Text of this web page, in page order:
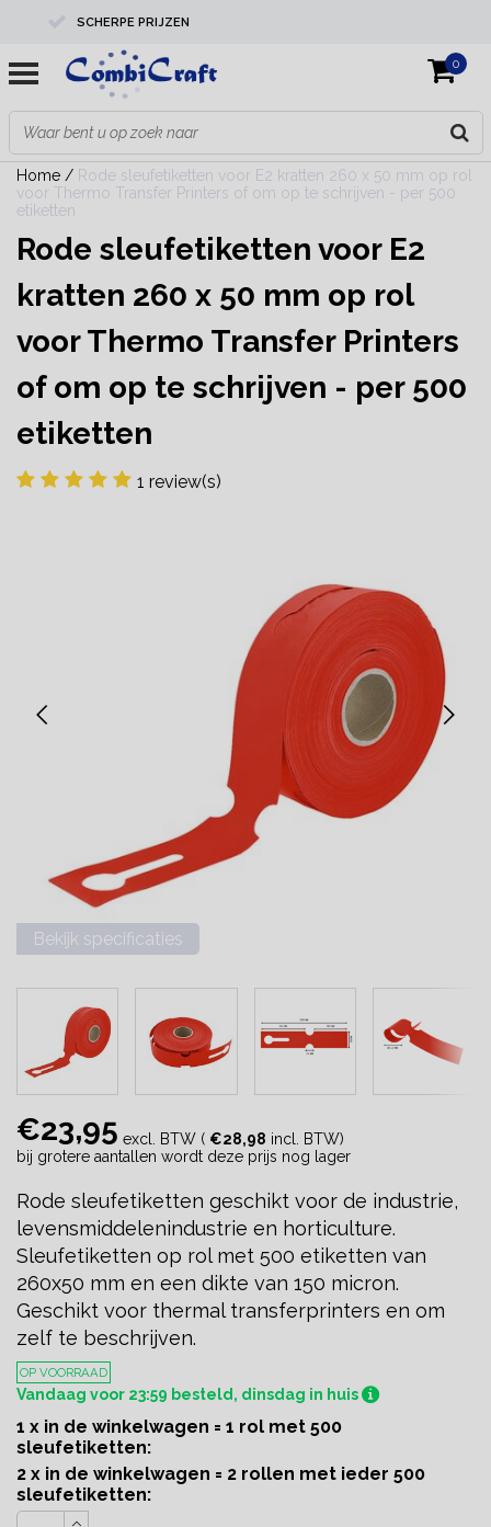
SCHERPE PRIJZEN
PROFESSIONELE KWALITEIT
EXPERTS IN MAATWERK
0
Home / Rode sleufetiketten voor E2 kratten 260 x 50 mm op rol
voor Thermo Transfer Printers of om op te schrijven - per 500
etiketten
Rode sleufetiketten voor E2
kratten 260 x 50 mm op rol
voor Thermo Transfer Printers
of om op te schrijven - per 500
etiketten
1 review(s)
Bekijk specificaties
€23,95 excl. BTW ( €28,98 incl. BTW)
bij grotere aantallen wordt deze prijs nog lager
Rode sleufetiketten geschikt voor de industrie,
levensmiddelenindustrie en horticulture.
Sleufetiketten op rol met 500 etiketten van
260x50 mm en een dikte van 150 micron.
Geschikt voor thermal transferprinters en om
zelf te beschrijven.
OP VOORRAAD
Vandaag voor 23:59 besteld, dinsdag in huis
1 x in de winkelwagen = 1 rol met 500
sleufetiketten:
2 x in de winkelwagen = 2 rollen met ieder 500
sleufetiketten: